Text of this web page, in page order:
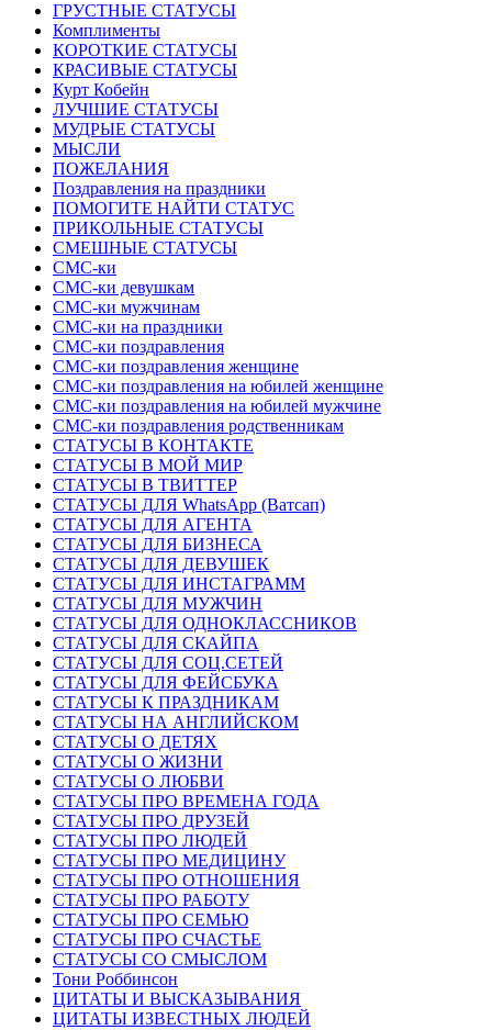
ГРУСТНЫЕ СТАТУСЫ
Комплименты
КОРОТКИЕ СТАТУСЫ
КРАСИВЫЕ СТАТУСЫ
Курт Кобейн
ЛУЧШИЕ СТАТУСЫ
МУДРЫЕ СТАТУСЫ
МЫСЛИ
ПОЖЕЛАНИЯ
Поздравления на праздники
ПОМОГИТЕ НАЙТИ СТАТУС
ПРИКОЛЬНЫЕ СТАТУСЫ
СМЕШНЫЕ СТАТУСЫ
СМС-ки
СМС-ки девушкам
СМС-ки мужчинам
СМС-ки на праздники
СМС-ки поздравления
СМС-ки поздравления женщине
СМС-ки поздравления на юбилей женщине
СМС-ки поздравления на юбилей мужчине
СМС-ки поздравления родственникам
СТАТУСЫ В КОНТАКТЕ
СТАТУСЫ В МОЙ МИР
СТАТУСЫ В ТВИТТЕР
СТАТУСЫ ДЛЯ WhatsApp (Ватсап)
СТАТУСЫ ДЛЯ АГЕНТА
СТАТУСЫ ДЛЯ БИЗНЕСА
СТАТУСЫ ДЛЯ ДЕВУШЕК
СТАТУСЫ ДЛЯ ИНСТАГРАММ
СТАТУСЫ ДЛЯ МУЖЧИН
СТАТУСЫ ДЛЯ ОДНОКЛАССНИКОВ
СТАТУСЫ ДЛЯ СКАЙПА
СТАТУСЫ ДЛЯ СОЦ.СЕТЕЙ
СТАТУСЫ ДЛЯ ФЕЙСБУКА
СТАТУСЫ К ПРАЗДНИКАМ
СТАТУСЫ НА АНГЛИЙСКОМ
СТАТУСЫ О ДЕТЯХ
СТАТУСЫ О ЖИЗНИ
СТАТУСЫ О ЛЮБВИ
СТАТУСЫ ПРО ВРЕМЕНА ГОДА
СТАТУСЫ ПРО ДРУЗЕЙ
СТАТУСЫ ПРО ЛЮДЕЙ
СТАТУСЫ ПРО МЕДИЦИНУ
СТАТУСЫ ПРО ОТНОШЕНИЯ
СТАТУСЫ ПРО РАБОТУ
СТАТУСЫ ПРО СЕМЬЮ
СТАТУСЫ ПРО СЧАСТЬЕ
СТАТУСЫ СО СМЫСЛОМ
Тони Роббинсон
ЦИТАТЫ И ВЫСКАЗЫВАНИЯ
ЦИТАТЫ ИЗВЕСТНЫХ ЛЮДЕЙ